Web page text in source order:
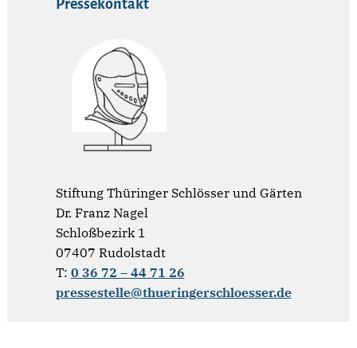
Pressekontakt
Stiftung Thüringer Schlösser und Gärten
Dr. Franz Nagel
Schloßbezirk 1
07407 Rudolstadt
T: 0 36 72 – 44 71 26
pressestelle@thueringerschloesser.de